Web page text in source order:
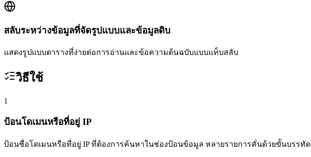
สลับระหว่างข้อมูลที่จัดรูปแบบและข้อมูลดิบ
แสดงรูปแบบตารางที่ง่ายต่อการอ่านและข้อความต้นฉบับแบบแท็บสลับ
วิธีใช้
1
ป้อนโดเมนหรือที่อยู่ IP
ป้อนชื่อโดเมนหรือที่อยู่ IP ที่ต้องการค้นหาในช่องป้อนข้อมูล หลายรายการคั่นด้วยขั้นบรรทัด